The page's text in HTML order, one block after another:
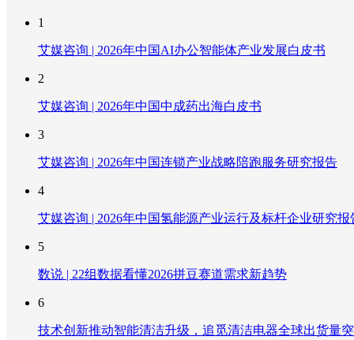
1
艾媒咨询 | 2026年中国AI办公智能体产业发展白皮书
2
艾媒咨询 | 2026年中国中成药出海白皮书
3
艾媒咨询 | 2026年中国连锁产业战略陪跑服务研究报告
4
艾媒咨询 | 2026年中国氢能源产业运行及标杆企业研究报
5
数说 | 22组数据看懂2026拼豆赛道需求新趋势
6
技术创新推动智能清洁升级，追觅清洁电器全球出货量